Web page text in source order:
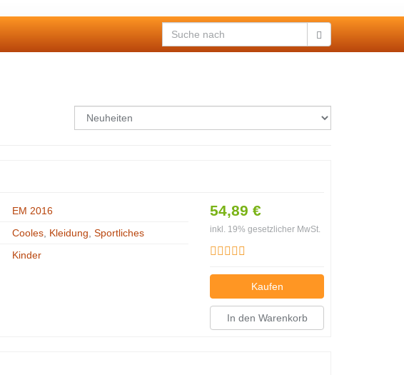
54,89 €
inkl. 19% gesetzlicher MwSt.
Kaufen
In den Warenkorb
EM 2016
Cooles Kleidung Sportliches
Kinder